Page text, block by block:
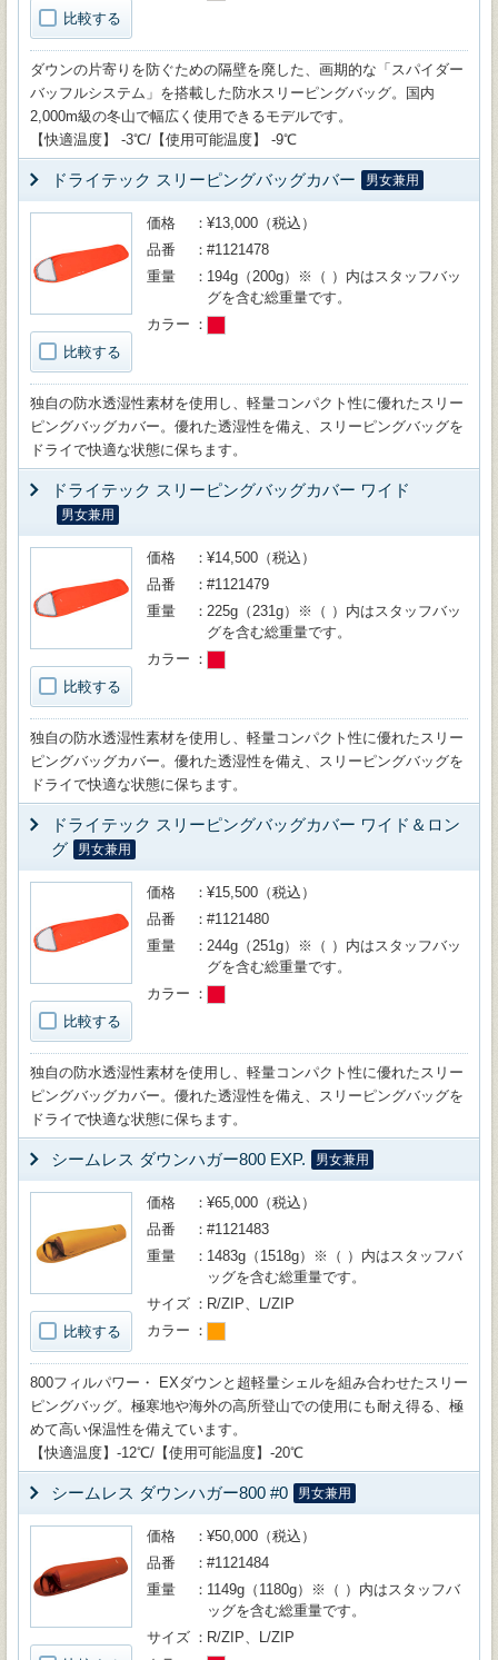
比較する
ダウンの片寄りを防ぐための隔壁を廃した、画期的な「スパイダー
バッフルシステム」を搭載した防水スリーピングバッグ。国内
2,000m級の冬山で幅広く使用できるモデルです。
【快適温度】 -3℃/【使用可能温度】 -9℃
ドライテック スリーピングバッグカバー 男女兼用
比較する
価格
¥13,000（税込）
品番
#1121478
重量
194g（200g）※（ ）内はスタッフバッ
グを含む総重量です。
カラー
独自の防水透湿性素材を使用し、軽量コンパクト性に優れたスリー
ピングバッグカバー。優れた透湿性を備え、スリーピングバッグを
ドライで快適な状態に保ちます。
ドライテック スリーピングバッグカバー ワイド
男女兼用
比較する
価格
¥14,500（税込）
品番
#1121479
重量
225g（231g）※（ ）内はスタッフバッ
グを含む総重量です。
カラー
独自の防水透湿性素材を使用し、軽量コンパクト性に優れたスリー
ピングバッグカバー。優れた透湿性を備え、スリーピングバッグを
ドライで快適な状態に保ちます。
ドライテック スリーピングバッグカバー ワイド＆ロン
グ
男女兼用
比較する
価格
¥15,500（税込）
品番
#1121480
重量
244g（251g）※（ ）内はスタッフバッ
グを含む総重量です。
カラー
独自の防水透湿性素材を使用し、軽量コンパクト性に優れたスリー
ピングバッグカバー。優れた透湿性を備え、スリーピングバッグを
ドライで快適な状態に保ちます。
シームレス ダウンハガー800 EXP. 男女兼用
比較する
価格
¥65,000（税込）
品番
#1121483
重量
1483g（1518g）※（ ）内はスタッフバ
ッグを含む総重量です。
サイズ
R/ZIP、L/ZIP
カラー
800フィルパワー・ EXダウンと超軽量シェルを組み合わせたスリー
ピングバッグ。極寒地や海外の高所登山での使用にも耐え得る、極
めて高い保温性を備えています。
【快適温度】-12℃/【使用可能温度】-20℃
シームレス ダウンハガー800 #0 男女兼用
価格
¥50,000（税込）
品番
#1121484
重量
1149g（1180g）※（ ）内はスタッフバ
ッグを含む総重量です。
サイズ
R/ZIP、L/ZIP